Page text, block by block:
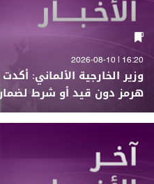
16:20 | 2026-08-10
وزير الخارجية الألماني:
هرمز دون قيد أو شرط لضمان